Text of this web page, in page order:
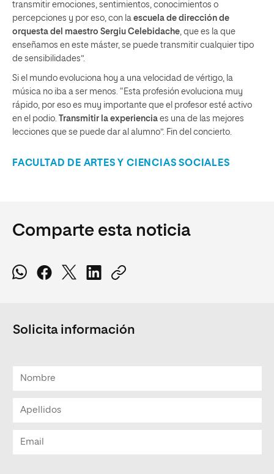
transmitir emociones, sentimientos, conocimientos o
percepciones y por eso, con la escuela de dirección de
orquesta del maestro Sergiu Celebidache, que es la que
enseñamos en este máster, se puede transmitir cualquier tipo
de sensibilidades”.
Si el mundo evoluciona hoy a una velocidad de vértigo, la
música no iba a ser menos. “Esta profesión evoluciona muy
rápido, por eso es muy importante que el profesor esté activo
en el podio.
Transmitir la experiencia es una de las mejores
lecciones que se puede dar al alumno”. Fin del concierto.
FACULTAD DE ARTES Y CIENCIAS SOCIALES
Comparte esta noticia
Solicita información